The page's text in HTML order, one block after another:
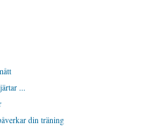
...
din träning